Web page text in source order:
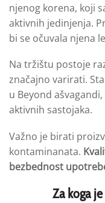
njenog korena, koji
aktivnih jedinjenja.
bi se očuvala njena
Na tržištu postoje
značajno varirati.
u Beyond
aktivnih sastojaka.
Važno je birati
kontaminanata.
bezbednost
Za koga